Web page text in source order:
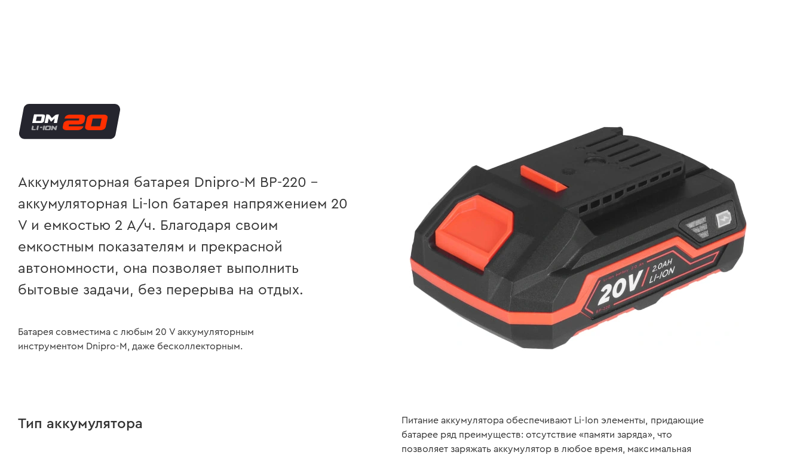
Аккумуляторная батарея Dnipro-M BP-220 –
аккумуляторная Li-Ion батарея напряжением 20
V и емкостью 2 А/ч. Благодаря своим
емкостным показателям и прекрасной
автономности, она позволяет выполнить
бытовые задачи, без перерыва на отдых.
Батарея совместима с любым 20 V аккумуляторным
инструментом Dnipro-M, даже бесколлекторным.
Тип аккумулятора
Питание аккумулятора обеспечивают Li-Ion элементы, придающие
батарее ряд преимуществ: отсутствие «памяти заряда», что
позволяет заряжать аккумулятор в любое время, максимальная